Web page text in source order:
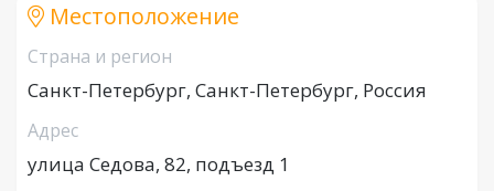
Местоположение
Страна и регион
Санкт-Петербург, Санкт-Петербург, Россия
Адрес
улица Седова, 82, подъезд 1